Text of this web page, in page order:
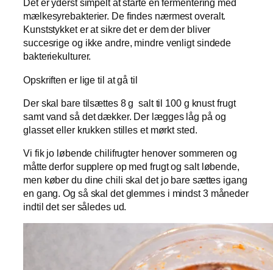
Det er yderst simpelt at starte en fermentering med
mælkesyrebakterier. De findes nærmest overalt.
Kunststykket er at sikre det er dem der bliver
succesrige og ikke andre, mindre venligt sindede
bakteriekulturer.
Opskriften er lige til at gå til
Der skal bare tilsættes 8 g salt til 100 g knust frugt
samt vand så det dækker. Der lægges låg på og
glasset eller krukken stilles et mørkt sted.
Vi fik jo løbende chilifrugter henover sommeren og
måtte derfor supplere op med frugt og salt løbende,
men køber du dine chili skal det jo bare sættes igang
en gang. Og så skal det glemmes i mindst 3 måneder
indtil det ser således ud.